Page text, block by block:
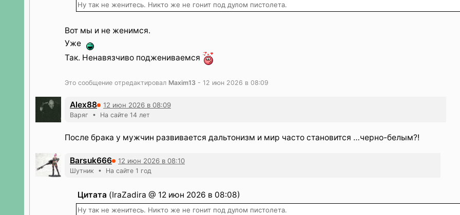
Ну так не женитесь. Никто же не гонит под дулом пистолета.
Вот мы и не женимся.
Уже
Так. Ненавязчиво поджениваемся
Это сообщение отредактировал Maxim13 - 12 июн 2026 в 08:09
Alex88 12 июн 2026 в 08:09
Варяг • На сайте 14 лет
После брака у мужчин развивается дальтонизм и мир часто становится …черно-белым?!
Barsuk666 12 июн 2026 в 08:10
Шутник • На сайте 1 год
Цитата (IraZadira @ 12 июн 2026 в 08:08)
Ну так не женитесь. Никто же не гонит под дулом пистолета.